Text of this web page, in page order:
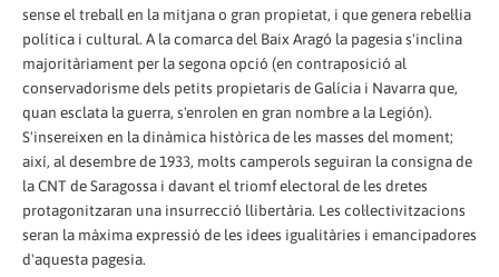
sense el treball en la mitjana o gran propietat, i que genera rebel·lia
política i cultural. A la comarca del Baix Aragó la pagesia s'inclina
majoritàriament per la segona opció (en contraposició al
conservadorisme dels petits propietaris de Galícia i Navarra que,
quan esclata la guerra, s'enrolen en gran nombre a la Legión).
S'insereixen en la dinàmica històrica de les masses del moment;
així, al desembre de 1933, molts camperols seguiran la consigna de
la CNT de Saragossa i davant el triomf electoral de les dretes
protagonitzaran una insurrecció llibertària. Les col·lectivitzacions
seran la màxima expressió de les idees igualitàries i emancipadores
d'aquesta pagesia.